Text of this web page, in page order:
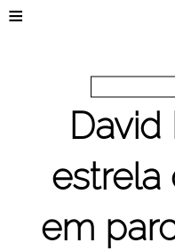
≡
estrela
em